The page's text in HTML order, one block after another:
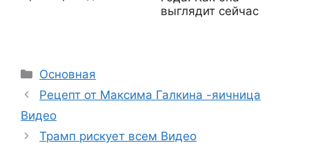
выглядит сейчас
Рубрики
Основная
Рецепт от Максима Галкина -яичница
Видео
Трамп рискует всем Видео